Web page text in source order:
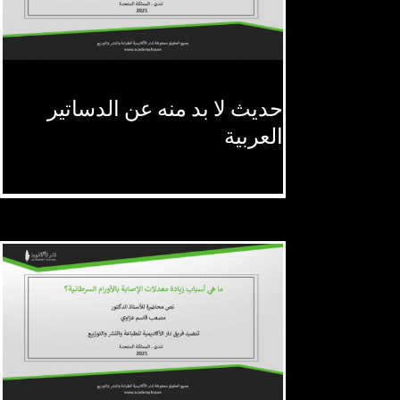
حديث لا بد منه عن الدساتير
العربية
حديث لا بد منه عن الدساتير
العربية